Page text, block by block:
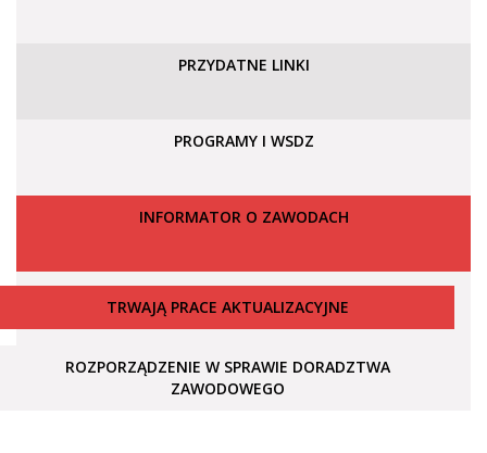
PRZYDATNE LINKI
PROGRAMY I WSDZ
INFORMATOR O ZAWODACH
TRWAJĄ PRACE AKTUALIZACYJNE
ROZPORZĄDZENIE W SPRAWIE DORADZTWA
ZAWODOWEGO